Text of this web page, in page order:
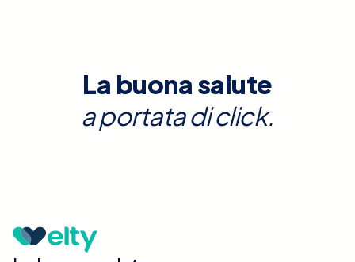
La buona salute
a portata di click.